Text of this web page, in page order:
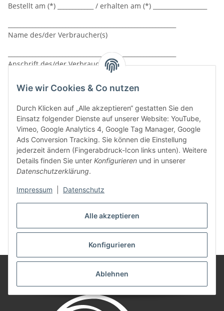
Alle akzeptieren
Konfigurieren
Ablehnen
Wie wir Cookies & Co nutzen
Durch Klicken auf „Alle akzeptieren“ gestatten Sie den
Einsatz folgender Dienste auf unserer Website: YouTube,
Vimeo, Google Analytics 4, Google Tag Manager, Google
Ads Conversion Tracking. Sie können die Einstellung
jederzeit ändern (Fingerabdruck-Icon links unten). Weitere
Details finden Sie unter Konfigurieren und in unserer
Datenschutzerklärung.
Impressum Datenschutz
Bestellt am (*) ____________ / erhalten am (*) __________________
Name des/der Verbraucher(s)
________________________________________________________
Anschrift des/der Verbraucher(s)
________________________________________________________
Unterschrift des/der Verbraucher(s) (nur bei Mitteilung auf
Papier)
_________________________
Datum
(*) Unzutreffendes streichen
Stand: 30.07.2026, 15:31:16